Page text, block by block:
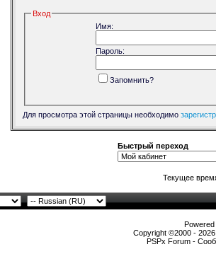
Вход
Имя:
Пароль:
Запомнить?
Для просмотра этой страницы необходимо
Быстрый переход
Текущее
Copyright ©2000 -
PSPx Forum -